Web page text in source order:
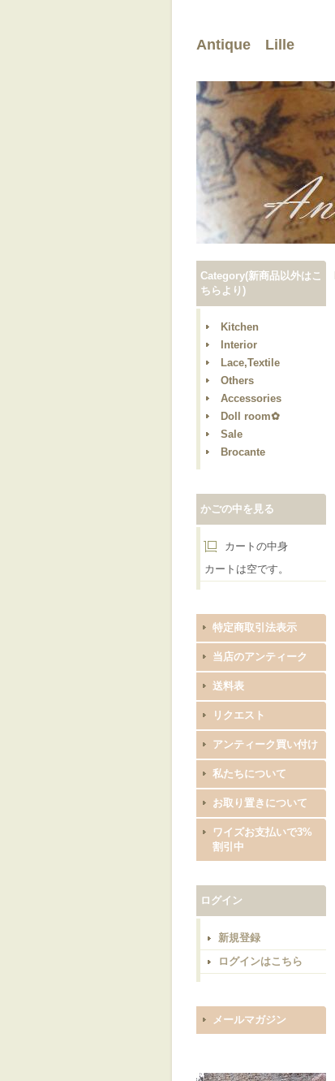
Antique Lille
Category(新商品以外はこ
ちらより)
Kitchen
Interior
Lace,Textile
Others
Accessories
Doll room✿
Sale
Brocante
かごの中を見る
カートの中身
カートは空です。
特定商取引法表示
当店のアンティーク
送料表
リクエスト
アンティーク買い付け
私たちについて
お取り置きについて
ワイズお支払いで3%
割引中
ログイン
新規登録
ログインはこちら
メールマガジン